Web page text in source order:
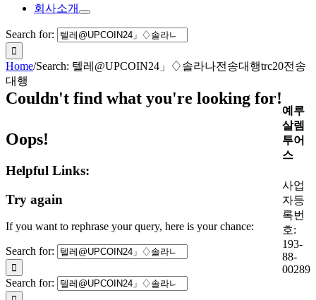
회사소개
Search for:
Home/Search: 텔레@UPCOIN24」♢솔라나전송대행trc20전송
대행
Couldn't find what you're looking for!
Oops!
Helpful Links:
Try again
If you want to rephrase your query, here is your chance:
Search for:
Search for:
예루
살렘
투어
스
사업
자등
록번
호:
193-
88-
00289